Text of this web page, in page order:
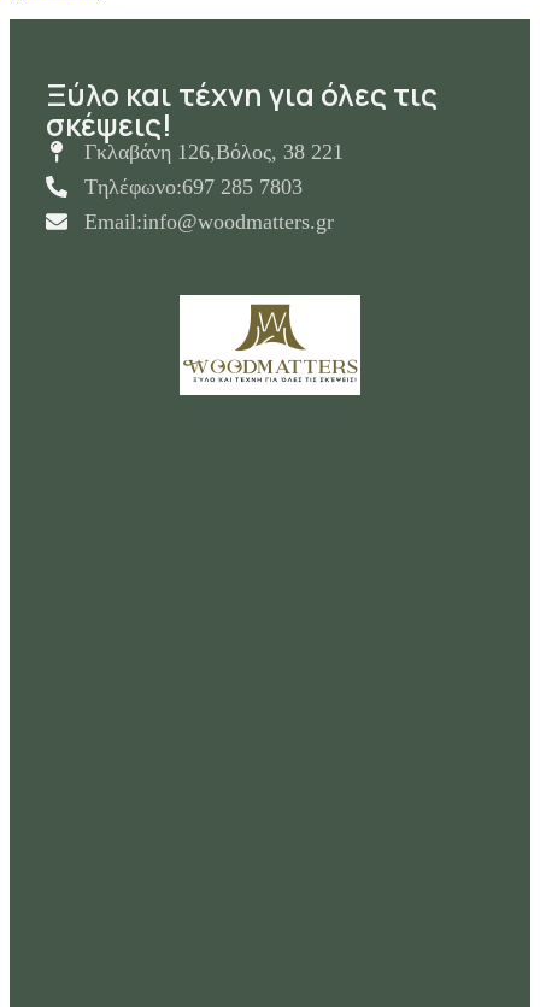
Ξύλο και τέχνη για όλες τις
σκέψεις!
Γκλαβάνη 126,Βόλος, 38 221
Tηλέφωνο:697 285 7803
Email:info@woodmatters.gr